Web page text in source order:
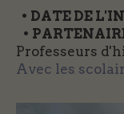
• DATE DE
•
Professeurs
Avec les